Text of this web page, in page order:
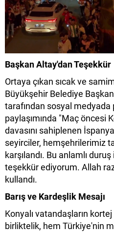
Başkan Altay'dan Teşekkür
Ortaya çıkan sıcak ve
Büyükşehir Belediye
tarafından sosyal medyada
paylaşımında "Maç öncesi
davasını sahiplenen
seyirciler, hemşehrilerimiz
karşılandı. Bu anlamlı
teşekkür ediyorum. Allah
kullandı.
Barış ve Kardeşlik Mesajı
Konyalı vatandaşların
birliktelik, hem Türkiye'nin